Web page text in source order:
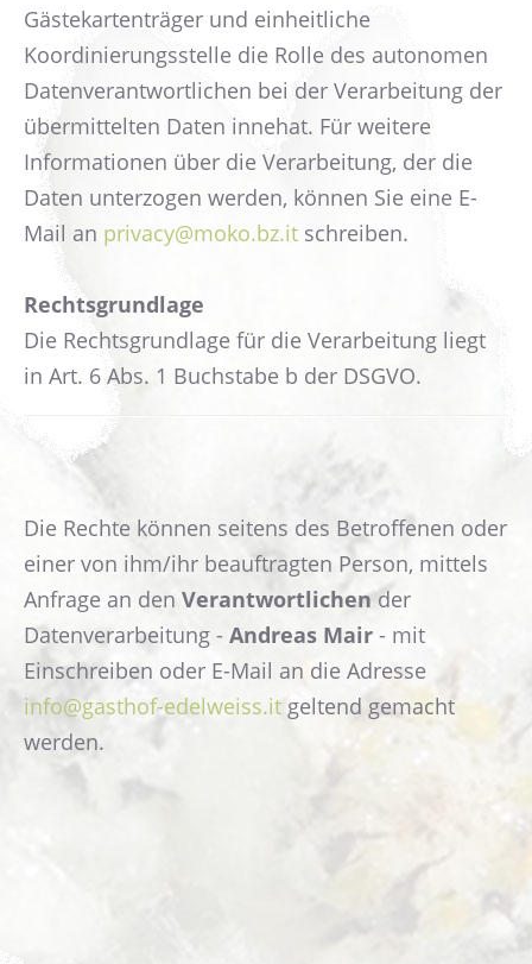
Gästekartenträger und einheitliche
Koordinierungsstelle die Rolle des autonomen
Datenverantwortlichen bei der Verarbeitung der
übermittelten Daten innehat. Für weitere
Informationen über die Verarbeitung, der die
Daten unterzogen werden, können Sie eine E-
Mail an privacy@moko.bz.it schreiben.
Rechtsgrundlage
Die Rechtsgrundlage für die Verarbeitung liegt
in Art. 6 Abs. 1 Buchstabe b der DSGVO.
Die Rechte können seitens des Betroffenen oder
einer von ihm/ihr beauftragten Person, mittels
Anfrage an den Verantwortlichender
Datenverarbeitung - Andreas Mair - mit
Einschreiben oder E-Mail an die Adresse
info@gasthof-edelweiss.it geltend gemacht
werden.